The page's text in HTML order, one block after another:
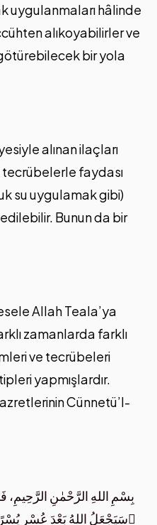
uygulanmaları hâlinde
alıkoyabilirler ve
bir yola
alınan ilaçları
faydası
su uygulamak gibi)
Bunun da bir
Allah Teala’ya
zamanlarda farklı
ve tecrübeleri
yapmışlardır.
Cünnetü’l-
بِسْمِ اللهِ الرَّحْمٰنِ
﴿سَيَجْعَلُ اللهُ بَعْدَ عُسْرٍ